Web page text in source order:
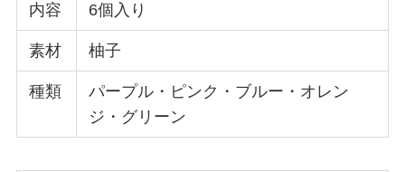
内容 6個入り
素材 柚子
種類
パープル・ピンク・ブルー・オレン
ジ・グリーン